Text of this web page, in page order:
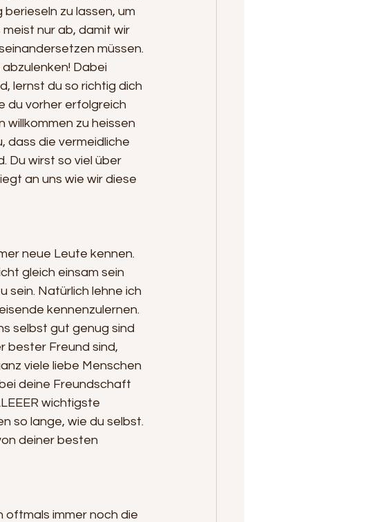
zu lassen, um
nur ab, damit wir
müssen.
Dabei
lernst du so richtig dich
du vorher erfolgreich
zu heissen
dass die vermeidliche
Du wirst so viel über
an uns wie wir diese
neue Leute kennen.
gleich einsam sein
sein. Natürlich lehne ich
kennenzulernen.
selbst gut genug sind
bester Freund sind,
viele liebe Menschen
deine Freundschaft
wichtigste
so lange, wie du selbst.
deiner besten
oftmals immer noch die